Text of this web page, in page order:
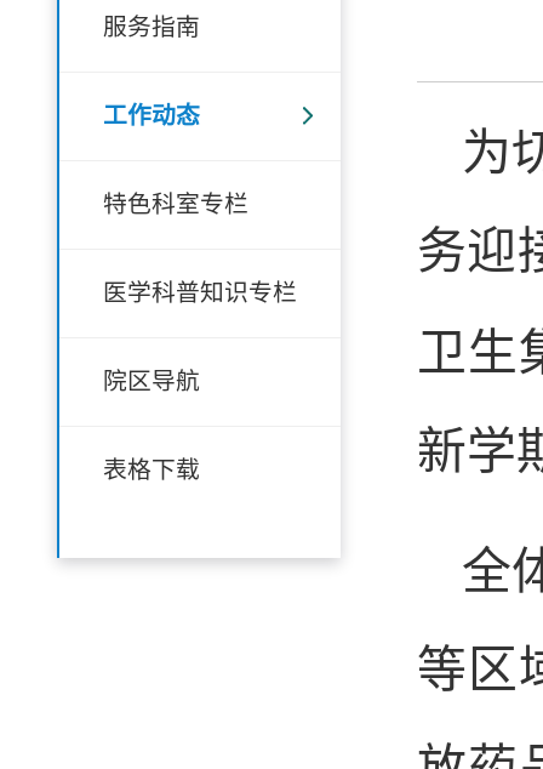
服务指南
工作动态
特色科室专栏
医学科普知识专栏
院区导航
表格下载
为
务迎
卫生
新学
全
等区